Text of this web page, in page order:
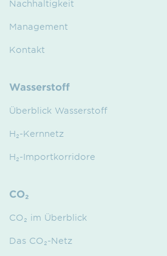
Nachhaltigkeit
Management
Kontakt
Wasserstoff
Überblick Wasserstoff
H₂-Kernnetz
H₂-Importkorridore
CO₂
CO₂ im Überblick
Das CO₂-Netz